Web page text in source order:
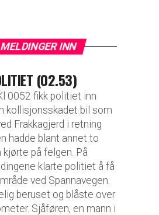
INN
(02.53)
0052 fikk politiet inn
kollisjonsskadet bil som
Frakkagjerd i retning
hadde blant annet to
på felgen. På
klarte politiet å få
ved Spannavegen.
beruset og blåste over
Sjåføren, en mann i